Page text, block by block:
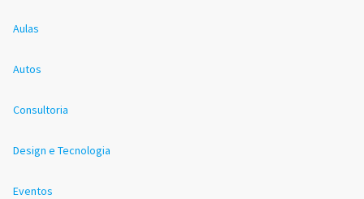
Aulas
Autos
Consultoria
Design e Tecnologia
Eventos